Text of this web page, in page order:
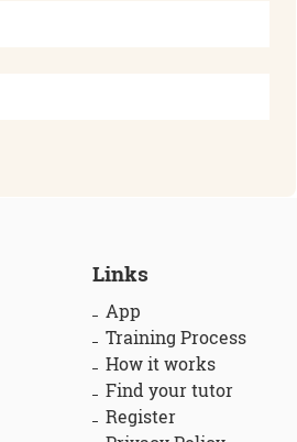
Links
App
Training Process
How it works
Find your tutor
Register